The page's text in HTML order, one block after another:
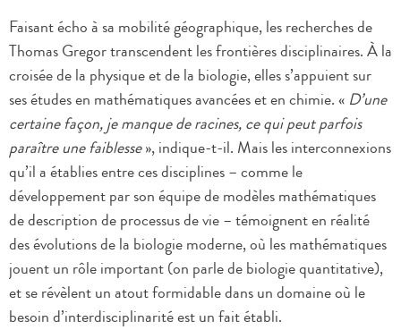
Faisant écho à sa mobilité géographique, les recherches de
Thomas Gregor transcendent les frontières disciplinaires. À la
croisée de la physique et de la biologie, elles s’appuient sur
ses études en mathématiques avancées et en chimie. « D’une
certaine façon, je manque de racines, ce qui peut parfois
paraître une faiblesse», indique-t-il. Mais les interconnexions
qu’il a établies entre ces disciplines – comme le
développement par son équipe de modèles mathématiques
de description de processus de vie – témoignent en réalité
des évolutions de la biologie moderne, où les mathématiques
jouent un rôle important (on parle de biologie quantitative),
et se révèlent un atout formidable dans un domaine où le
besoin d’interdisciplinarité est un fait établi.